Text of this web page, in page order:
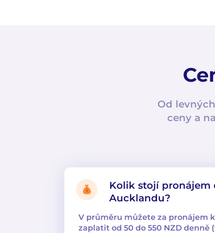
Od
ceny a
Kolik stojí pronájem
Aucklandu?
V průměru můžete za pronájem
zaplatit od 50 do 550 NZD denně